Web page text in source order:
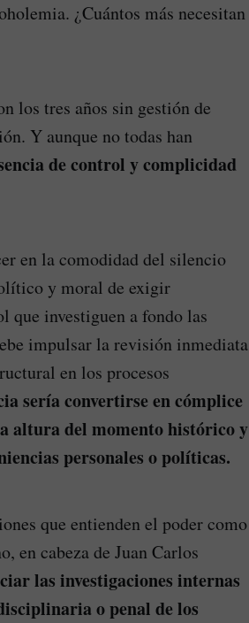
¿Cuántos más necesitan
los tres años sin gestión de
Y aunque no todas han
de control y complicidad
en la comodidad del silencio
y moral de exigir
que investiguen a fondo las
impulsar la revisión inmediata
en los procesos
sería convertirse en cómplice
altura del momento histórico y
personales o políticas.
que entienden el poder como
en cabeza de Juan Carlos
las investigaciones internas
o penal de los